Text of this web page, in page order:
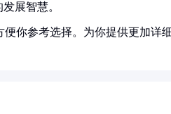
展智慧。
你参考选择。为你提供更加详